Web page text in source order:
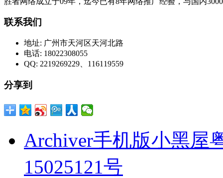
联系我们
地址: 广州市天河区天河北路
电话: 18022308055
QQ: 2219269229、116119559
分享到
Archiver手机版小黑屋
15025121号